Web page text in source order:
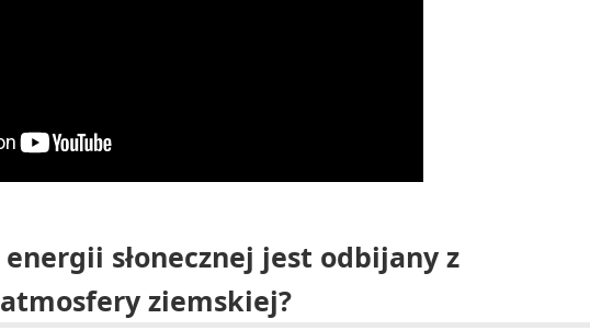
słonecznej jest odbijany z
ziemskiej?